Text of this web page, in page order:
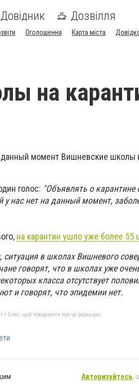
Довідник Дозвілля
Оголошення Карта міста
на
данный момент Вишневские школы
голос: "Объявлять о карантине
нас нет на данный момент,
на карантин ушло уже более 55
в школах Вишневого
говорят, что в школах уже
класса отсутствует
и говорят, что эпидемии нет.
+ Enter, щоб повідомити про це редакцію
Авторизуйтесь,